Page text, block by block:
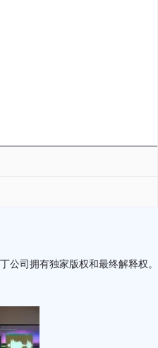
公司拥有独家版权和最终解释权。